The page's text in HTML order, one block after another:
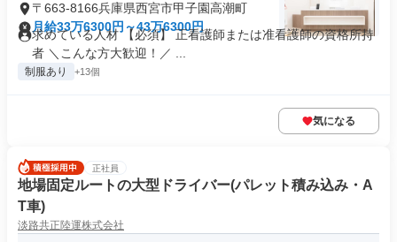
〒663-8166兵庫県西宮市甲子園高潮町
月給33万6300円～43万6300円
求めている人材 【必須】 正看護師または准看護師の資格所持
者 ＼こんな方大歓迎！／ ...
制服あり +13個
気になる
正社員
地場固定ルートの大型ドライバー(パレット積み込み・A
T車)
淡路共正陸運株式会社